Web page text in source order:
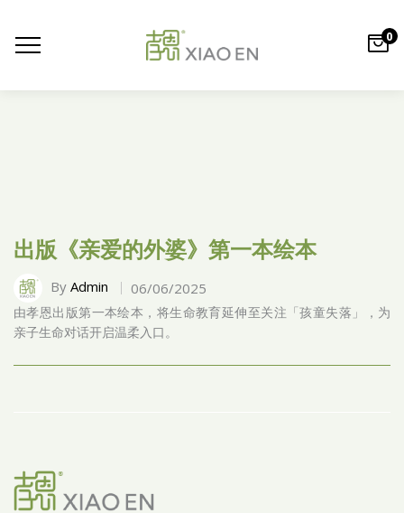
0
出版《亲爱的外婆》第一本绘本
By Admin 06/06/2025
由孝恩出版第一本绘本，将生命教育延伸至关注「孩童失落」，为
亲子生命对话开启温柔入口。